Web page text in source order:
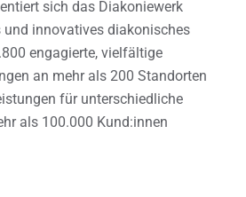
sich das Diakoniewerk
innovatives diakonisches
engagierte, vielfältige
an mehr als 200 Standorten
für unterschiedliche
als 100.000 Kund:innen